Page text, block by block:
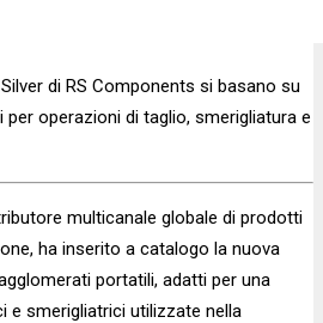
operazioni di taglio, smerigliatura e
multicanale globale di prodotti
ha inserito a catalogo la nuova
portatili, adatti per una
e smerigliatrici utilizzate nella